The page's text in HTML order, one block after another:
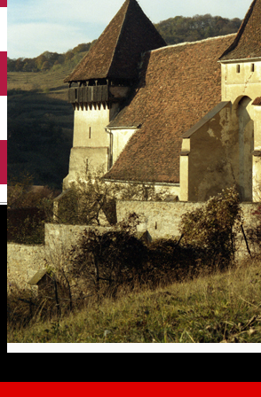
English
Biserica fortificată